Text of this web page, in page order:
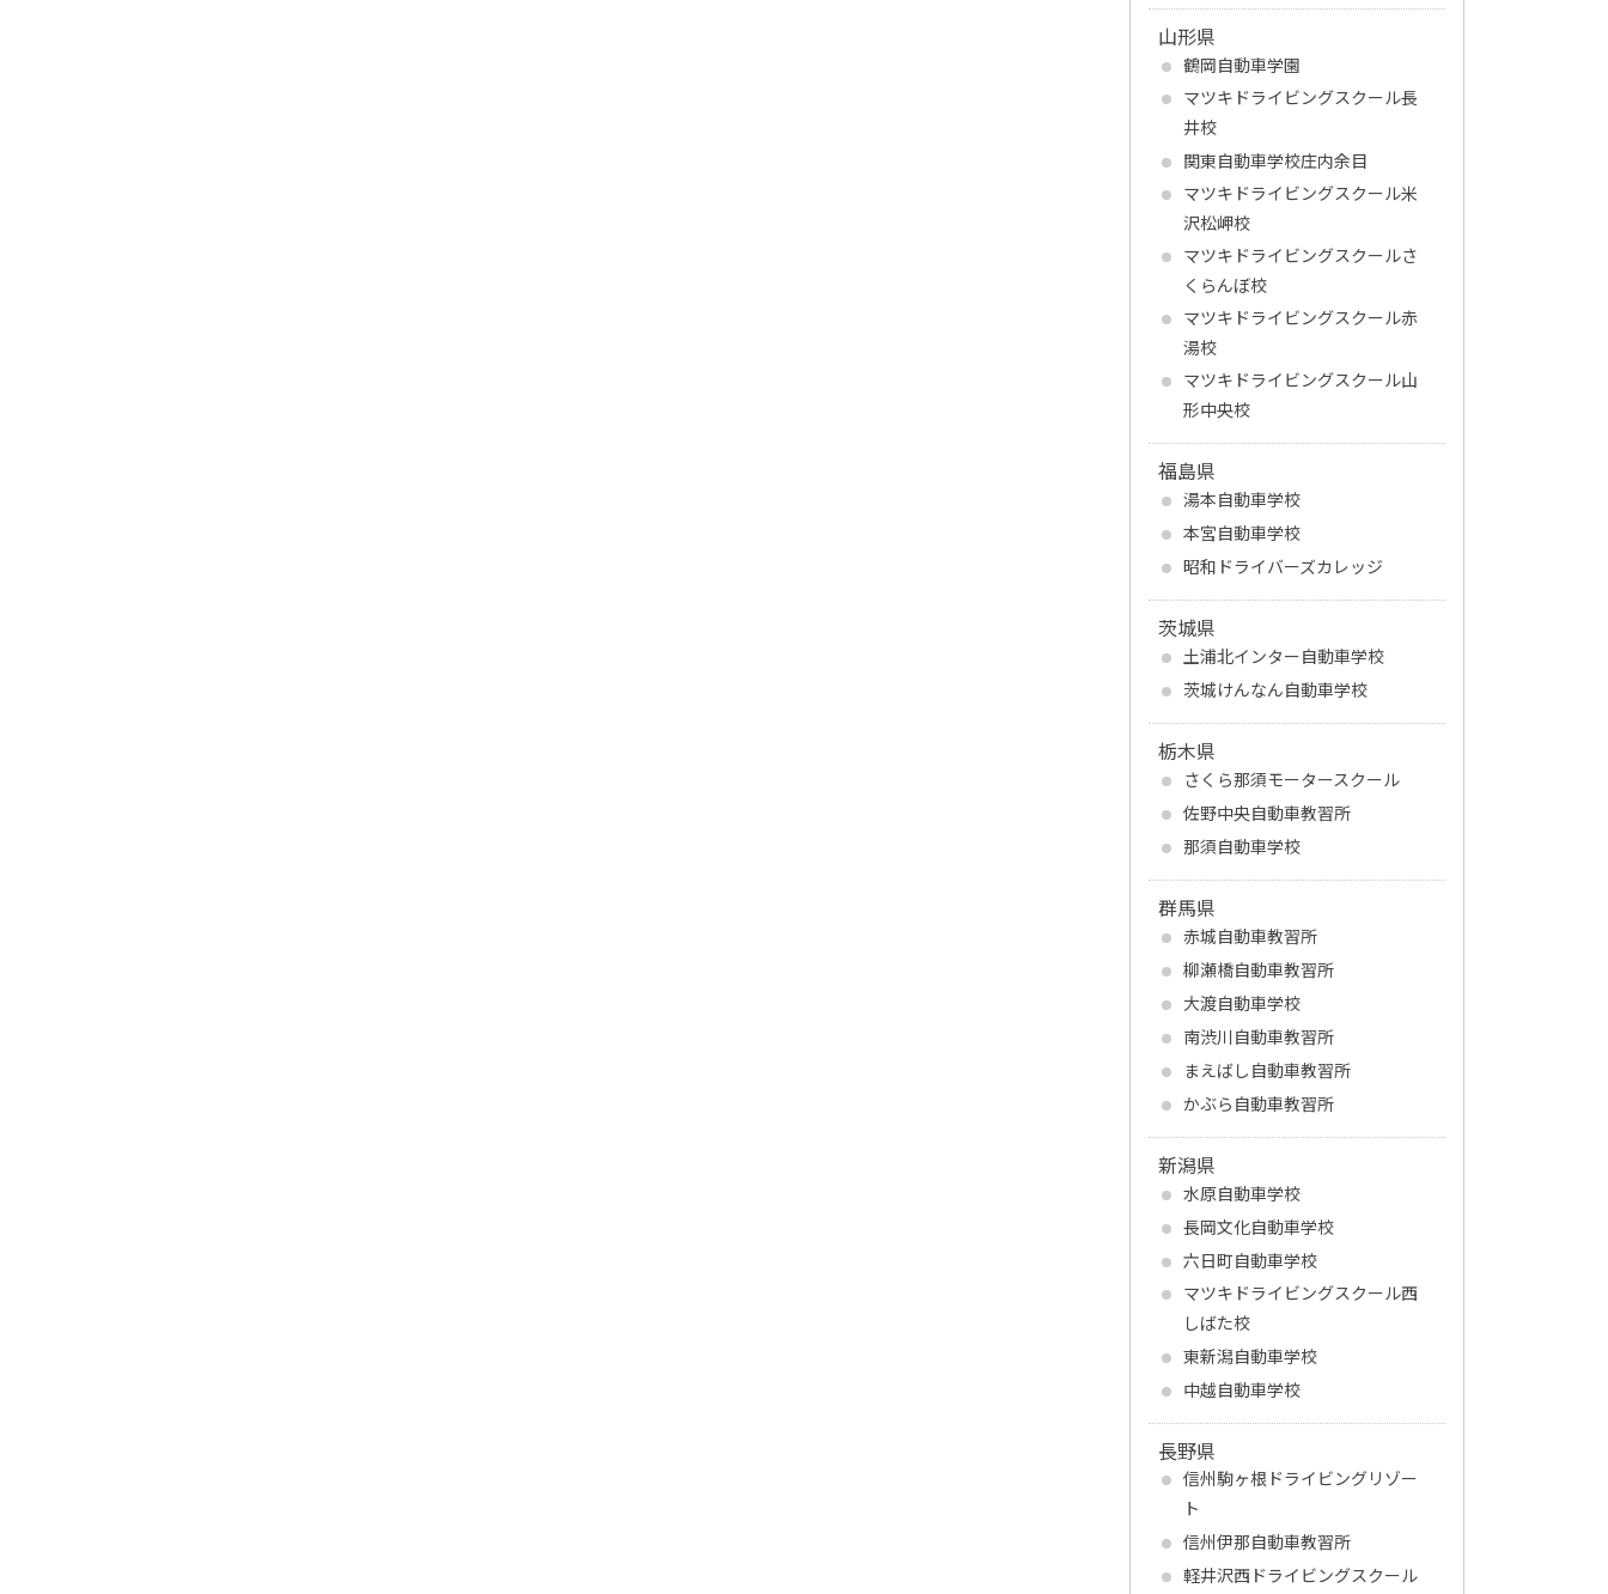
山形県
鶴岡自動車学園
マツキドライビングスクール長
井校
関東自動車学校庄内余目
マツキドライビングスクール米
沢松岬校
マツキドライビングスクールさ
くらんぼ校
マツキドライビングスクール赤
湯校
マツキドライビングスクール山
形中央校
福島県
湯本自動車学校
本宮自動車学校
昭和ドライバーズカレッジ
茨城県
土浦北インター自動車学校
茨城けんなん自動車学校
栃木県
さくら那須モータースクール
佐野中央自動車教習所
那須自動車学校
群馬県
赤城自動車教習所
柳瀬橋自動車教習所
大渡自動車学校
南渋川自動車教習所
まえばし自動車教習所
かぶら自動車教習所
新潟県
水原自動車学校
長岡文化自動車学校
六日町自動車学校
マツキドライビングスクール西
しばた校
東新潟自動車学校
中越自動車学校
長野県
信州駒ヶ根ドライビングリゾー
ト
信州伊那自動車教習所
軽井沢西ドライビングスクール